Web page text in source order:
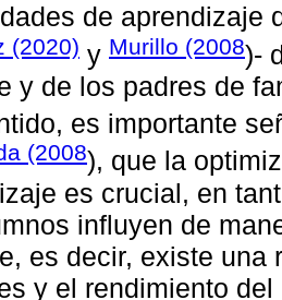
de aprendizaje
(2020) y Murillo (2008)-
y de los padres de
es importante
(2008), que la
es crucial, en
influyen de
es decir, existe
y el rendimiento